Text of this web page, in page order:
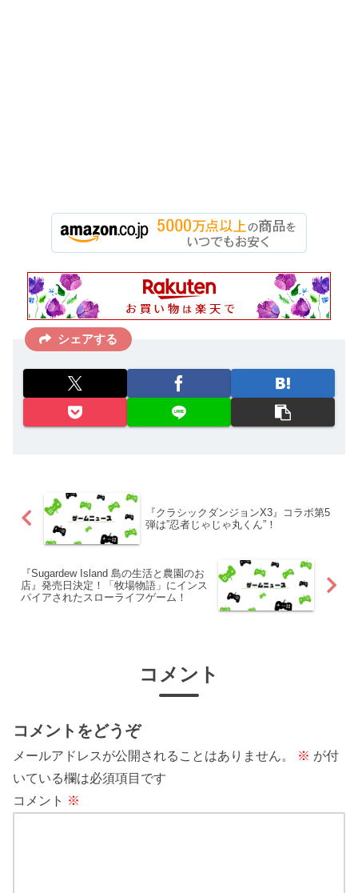
シェアする
『クラシックダンジョンX3』コラボ第5
弾は”忍者じゃじゃ丸くん”！
『Sugardew Island 島の生活と農園のお
店』発売日決定！「牧場物語」にインス
パイアされたスローライフゲーム！
コメント
コメントをどうぞ
メールアドレスが公開されることはありません。 ※ が付
いている欄は必須項目です
コメント ※